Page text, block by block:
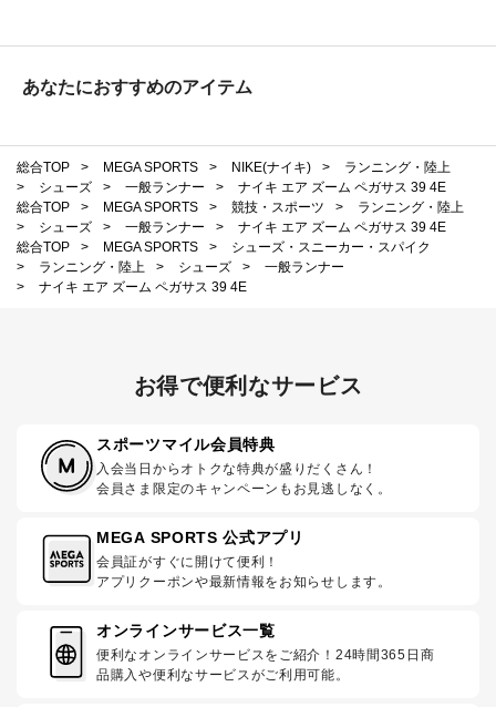
あなたにおすすめのアイテム
総合TOP > MEGA SPORTS > NIKE(ナイキ) >
ランニング・陸上
>
シューズ > 一般ランナー >
ナイキ エア ズーム ペガサス 39 4E
総合TOP
> MEGA SPORTS > 競技・スポーツ >
ランニング・陸上
>
シューズ > 一般ランナー >
ナイキ エア ズーム ペガサス 39 4E
総合TOP
> MEGA SPORTS >
シューズ・スニーカー・スパイク
>
ランニング・陸上 > シューズ >
一般ランナー
>
ナイキ エア ズーム ペガサス 39 4E
お得で便利なサービス
スポーツマイル会員特典
入会当日からオトクな特典が盛りだくさん！
会員さま限定のキャンペーンもお見逃しなく。
MEGA SPORTS 公式アプリ
会員証がすぐに開けて便利！
アプリクーポンや最新情報をお知らせします。
オンラインサービス一覧
便利なオンラインサービスをご紹介！24時間365日商
品購入や便利なサービスがご利用可能。